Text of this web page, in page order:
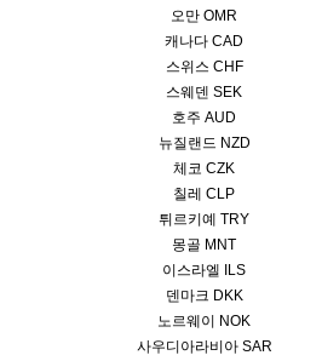
오만 OMR
캐나다 CAD
스위스 CHF
스웨덴 SEK
호주 AUD
뉴질랜드 NZD
체코 CZK
칠레 CLP
튀르키예 TRY
몽골 MNT
이스라엘 ILS
덴마크 DKK
노르웨이 NOK
사우디아라비아 SAR